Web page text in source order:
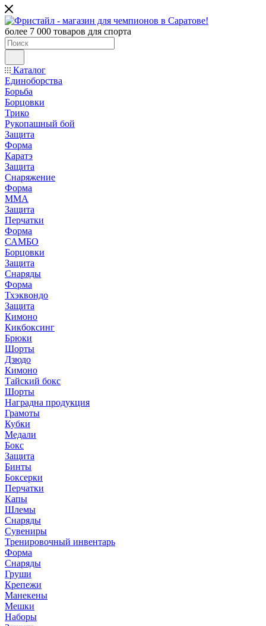
более 7 000 товаров для спорта
Каталог
Единоборства
Борьба
Борцовки
Трико
Рукопашный бой
Защита
Форма
Каратэ
Защита
Снаряжение
Форма
ММА
Защита
Перчатки
Форма
САМБО
Борцовки
Защита
Снаряды
Форма
Тхэквондо
Защита
Кимоно
Кикбоксинг
Брюки
Шорты
Дзюдо
Кимоно
Тайский бокс
Шорты
Наградна продукция
Грамоты
Кубки
Медали
Бокс
Защита
Бинты
Боксерки
Перчатки
Капы
Шлемы
Снаряды
Сувениры
Тренировочный инвентарь
Форма
Снаряды
Груши
Крепежи
Манекены
Мешки
Наборы